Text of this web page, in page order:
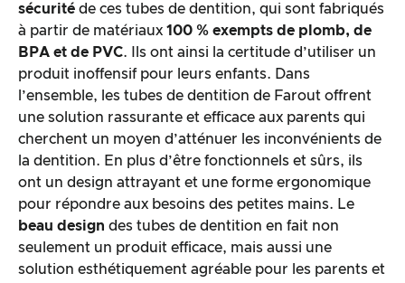
sécurité de ces tubes de dentition, qui sont fabriqués
à partir de matériaux 100 % exempts de plomb, de
BPA et de PVC. Ils ont ainsi la certitude d’utiliser un
produit inoffensif pour leurs enfants. Dans
l’ensemble, les tubes de dentition de Farout offrent
une solution rassurante et efficace aux parents qui
cherchent un moyen d’atténuer les inconvénients de
la dentition. En plus d’être fonctionnels et sûrs, ils
ont un design attrayant et une forme ergonomique
pour répondre aux besoins des petites mains. Le
beau design des tubes de dentition en fait non
seulement un produit efficace, mais aussi une
solution esthétiquement agréable pour les parents et